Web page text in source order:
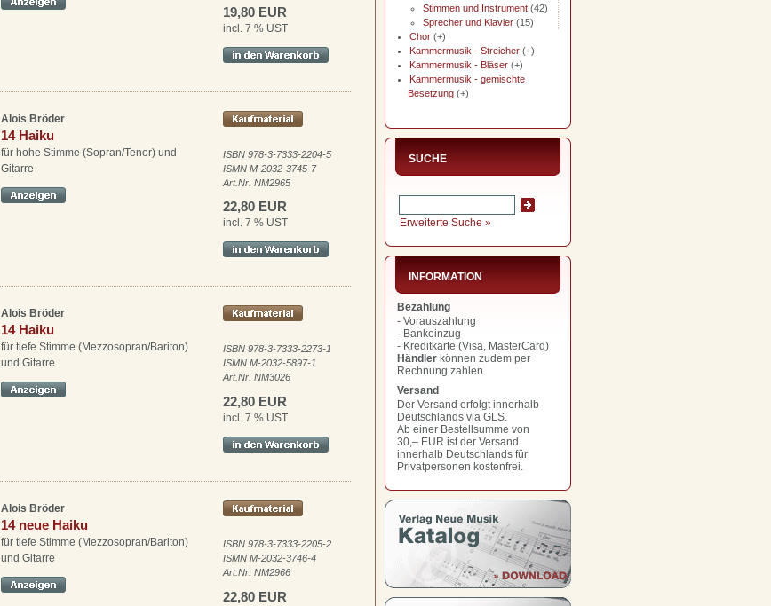
Stimmen und Instrument (42)
Sprecher und Klavier (15)
Chor (+)
Kammermusik - Streicher (+)
Kammermusik - Bläser (+)
Kammermusik - gemischte
Besetzung (+)
SUCHE
Erweiterte Suche »
INFORMATION
Bezahlung
- Vorauszahlung
- Bankeinzug
- Kreditkarte (Visa, MasterCard)
Händler können zudem per
Rechnung zahlen.
Versand
Der Versand erfolgt innerhalb
Deutschlands via GLS.
Ab einer Bestellsumme von
30,– EUR ist der Versand
innerhalb Deutschlands für
Privatpersonen kostenfrei.
19,80 EUR
incl. 7 % UST
Alois Bröder
14 Haiku
für hohe Stimme (Sopran/Tenor) und
Gitarre
ISBN 978-3-7333-2204-5
ISMN M-2032-3745-7
Art.Nr. NM2965
22,80 EUR
incl. 7 % UST
Alois Bröder
14 Haiku
für tiefe Stimme (Mezzosopran/Bariton)
und Gitarre
ISBN 978-3-7333-2273-1
ISMN M-2032-5897-1
Art.Nr. NM3026
22,80 EUR
incl. 7 % UST
Alois Bröder
14 neue Haiku
für tiefe Stimme (Mezzosopran/Bariton)
und Gitarre
ISBN 978-3-7333-2205-2
ISMN M-2032-3746-4
Art.Nr. NM2966
22,80 EUR